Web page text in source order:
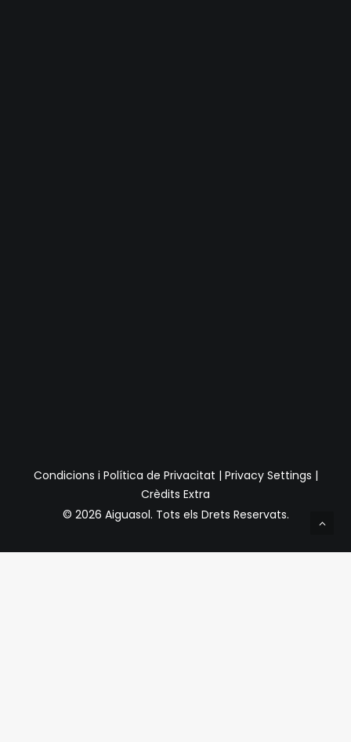
Condicions i Política de Privacitat | Privacy Settings |
Crèdits Extra
© 2026 Aiguasol. Tots els Drets Reservats.